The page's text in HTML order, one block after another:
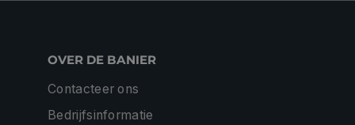
OVER DE BANIER
Contacteer ons
Bedrijfsinformatie